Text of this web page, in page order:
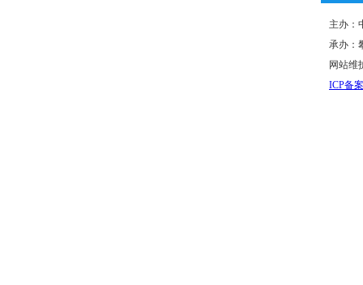
主办：
承办：
网站维
ICP备